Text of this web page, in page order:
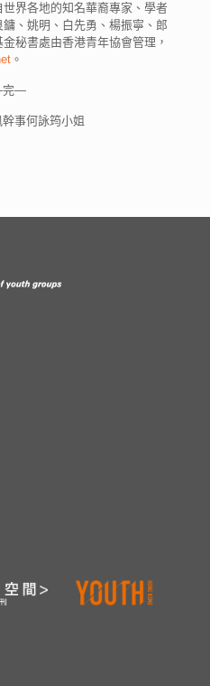
界各地的知名華裔專家、學者
、姚明、白先勇、楊振寧、郎
秘書處由香港青年協會管理，
。
—
事何詠筠小姐